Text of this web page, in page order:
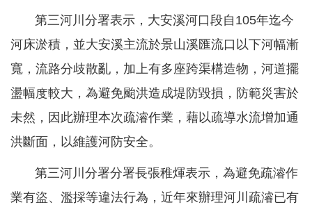
水
情
公
告
訊
息
民
第三河川分署表示，大安溪河口段自105年迄今
河床淤積，並大安溪主流於景山溪匯流口以下河幅漸
寬，流路分歧散亂，加上有多座跨渠構造物，河道擺
盪幅度較大，為避免颱洪造成堤防毀損，防範災害於
未然，因此辦理本次疏濬作業，藉以疏導水流增加通
洪斷面，以維護河防安全。
第三河川分署分署長張稚煇表示，為避免疏濬作
業有盜、濫採等違法行為，近年來辦理河川疏濬已有